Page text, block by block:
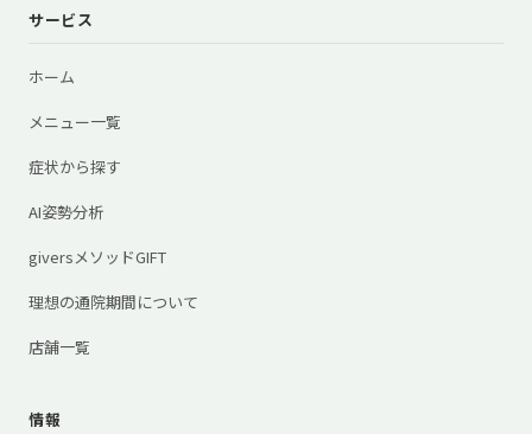
サービス
ホーム
メニュー一覧
症状から探す
AI姿勢分析
giversメソッドGIFT
理想の通院期間について
店舗一覧
情報